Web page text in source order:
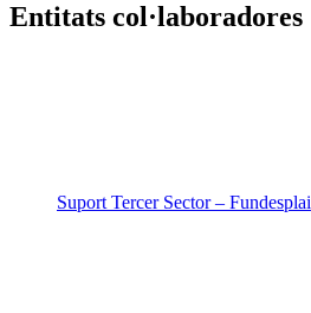
Entitats col·laboradores
Suport Tercer Sector – Fundesplai